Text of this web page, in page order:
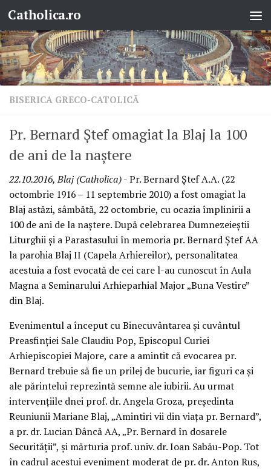
Skip to content
Catholica.ro
BISERICA GRECO-CATOLICĂ
Pr. Bernard Ștef omagiat la Blaj la 100
de ani de la naștere
22.10.2016, Blaj (Catholica)- Pr. Bernard Ștef A.A. (22
octombrie 1916 – 11 septembrie 2010) a fost omagiat la
Blaj astăzi, sâmbătă, 22 octombrie, cu ocazia împlinirii a
100 de ani de la naștere. După celebrarea Dumnezeieștii
Liturghii și a Parastasului în memoria pr. Bernard Ștef AA
la parohia Blaj II (Capela Arhiereilor), personalitatea
acestuia a fost evocată de cei care l-au cunoscut în Aula
Magna a Seminarului Arhieparhial Major „Buna Vestire”
din Blaj.
Evenimentul a început cu Binecuvântarea și cuvântul
Preasfinției Sale Claudiu Pop, Episcopul Curiei
Arhiepiscopiei Majore, care a amintit că evocarea pr.
Bernard trebuie să fie un prilej de bucurie, iar figuri ca și
ale părintelui reprezintă semne ale iubirii. Au urmat
intervențiile dnei prof. dr. Angela Groza, președinta
Reuniunii Mariane Blaj, „Amintiri vii din viața pr. Bernard”,
a pr. dr. Lucian Dâncă AA, „Pr. Bernard în dosarele
Securității”, și mărturia prof. univ. dr. Ioan Sabău-Pop. Tot
în cadrul acestui eveniment moderat de pr. dr. Anton Rus,